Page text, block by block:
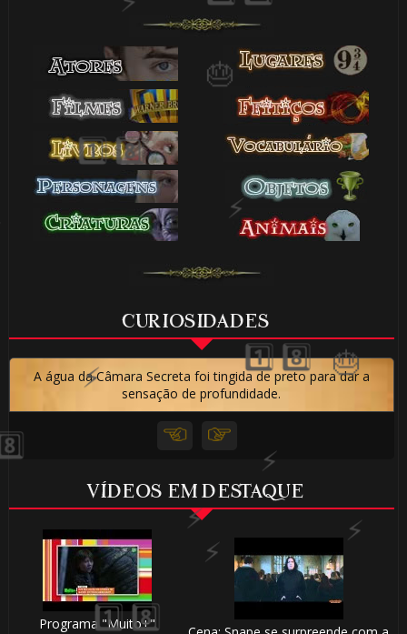
CURIOSIDADES
A água da Câmara Secreta foi tingida de preto para dar a
sensação de profundidade.
VÍDEOS EM DESTAQUE
Programa "Muito+"
1️⃣ 8️⃣
🎂
1️⃣ 8️⃣
⚡
⚡
⚡